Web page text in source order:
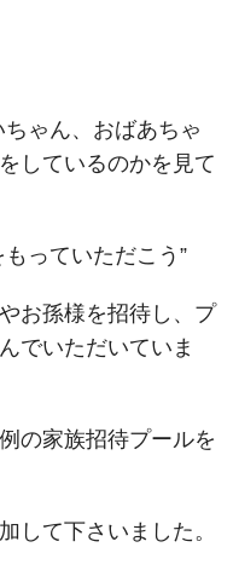
ゃん、おばあちゃ
しているのかを見て
っていただこう”
お孫様を招待し、プ
でいただいていま
の家族招待プールを
して下さいました。